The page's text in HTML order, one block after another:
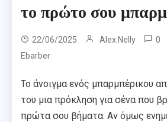
το πρώτο σου
22/06/2025 Alex.nelly 0
Ebarber
Το άνοιγμα ενός μπαρμπέρικου
του μια πρόκληση για σένα που
πρώτα σου βήματα. Αν όμως